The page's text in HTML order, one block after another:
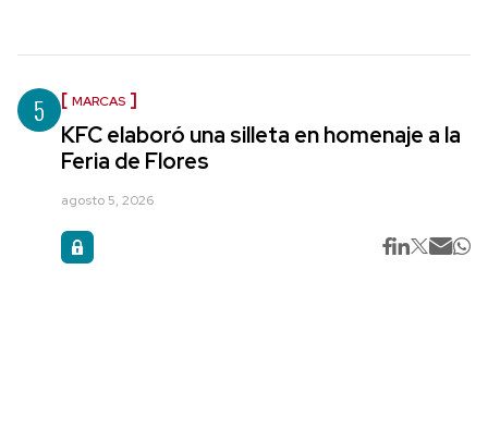
5 MARCAS
KFC elaboró una silleta en homenaje a la
Feria de Flores
agosto 5, 2026